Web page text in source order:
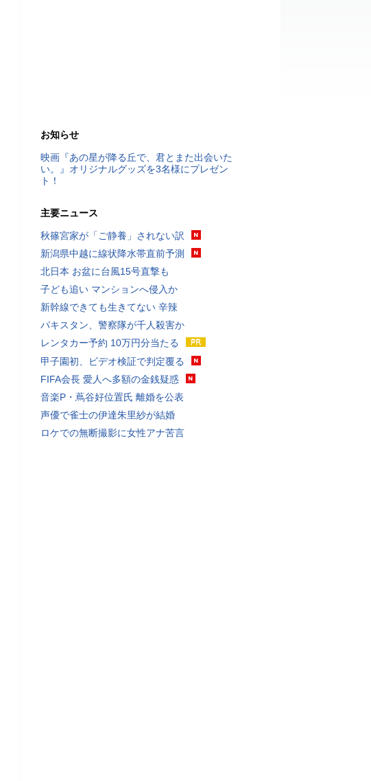
お知らせ
映画『あの星が降る丘で、君とまた出会いた
い。』オリジナルグッズを3名様にプレゼン
ト！
主要ニュース
秋篠宮家が「ご静養」されない訳
新潟県中越に線状降水帯直前予測
北日本 お盆に台風15号直撃も
子ども追い マンションへ侵入か
新幹線できても生きてない 辛辣
パキスタン、警察隊が千人殺害か
レンタカー予約 10万円分当たる
甲子園初、ビデオ検証で判定覆る
FIFA会長 愛人へ多額の金銭疑惑
音楽P・蔦谷好位置氏 離婚を公表
声優で雀士の伊達朱里紗が結婚
ロケでの無断撮影に女性アナ苦言